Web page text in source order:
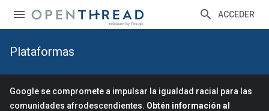
ACCEDER
Plataformas
Google se compromete a impulsar la igualdad racial para las
comunidades afrodescendientes. Obtén información al